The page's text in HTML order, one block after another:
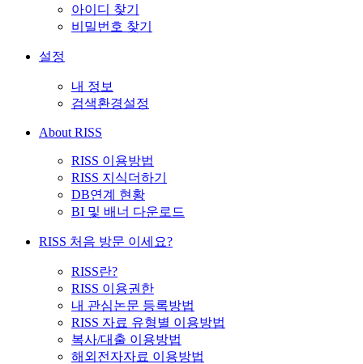
아이디 찾기
비밀번호 찾기
설정
내 정보
검색환경설정
About RISS
RISS 이용방법
RISS 지식더하기
DB연계 현황
BI 및 배너 다운로드
RISS 처음 방문 이세요?
RISS란?
RISS 이용권한
내 관심논문 등록방법
RISS 자료 유형별 이용방법
복사/대출 이용방법
해외전자자료 이용방법